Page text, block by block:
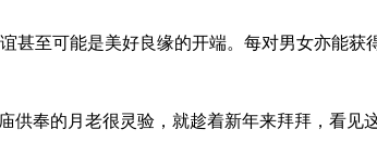
至可能是美好良缘的开端。每对男女亦能获
奉的月老很灵验，就趁着新年来拜拜，看见